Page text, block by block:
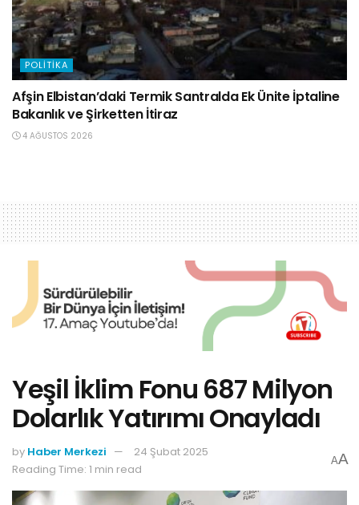
POLITIKA
Afşin Elbistan’daki Termik Santralda Ek Ünite İptaline
Bakanlık ve Şirketten İtiraz
4 AĞUSTOS 2026
Yeşil İklim Fonu 687 Milyon
Dolarlık Yatırımı Onayladı
by Haber Merkezi
24 Şubat 2025
Reading Time: 1 min read
AA